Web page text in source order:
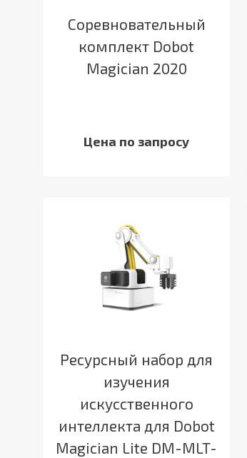
Соревновательный
комплект Dobot
Magician 2020
Цена по запросу
Ресурсный набор для
изучения
искусственного
интеллекта для Dobot
Magician Lite DM-MLT-